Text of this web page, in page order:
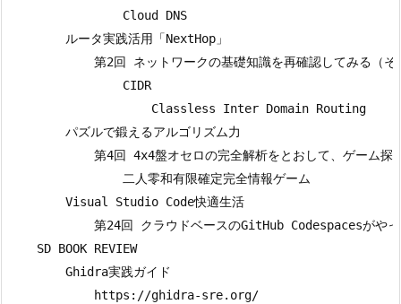
                Cloud DNS
        ルータ実践活用「NextHop」
第2回 ネットワークの基礎知識を再確認してみる（そ
                CIDR
                    Classless Inter Domain Routing
        パズルで鍛えるアルゴリズム力
第4回 4x4盤オセロの完全解析をとおして、ゲーム探
                二人零和有限確定完全情報ゲーム
        Visual Studio Code快適生活
第24回 クラウドベースのGitHub Codespacesがやっ
    SD BOOK REVIEW
        Ghidra実践ガイド
            https://ghidra-sre.org/